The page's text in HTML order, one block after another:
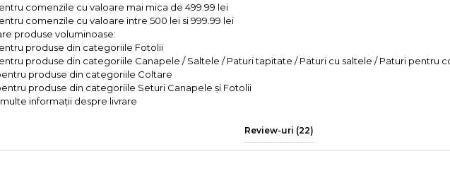
comenzile cu valoare mai mica de 499.99 lei
comenzile cu valoare intre 500 lei si 999.99 lei
produse voluminoase:
produse din categoriile Fotolii
produse din categoriile Canapele / Saltele / Paturi tapitate / Paturi cu saltele / Paturi pentru
pentru produse din categoriile Coltare
pentru produse din categoriile Seturi Canapele și Fotolii
informații despre livrare
Review-uri (22)